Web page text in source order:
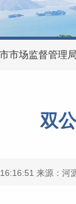
市场监督管理局
双
来源：河